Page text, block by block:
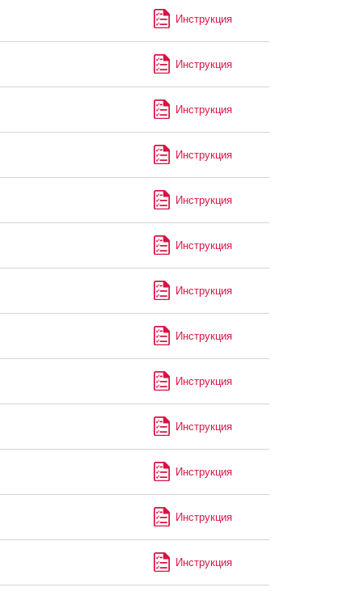
Инструкция
Инструкция
Инструкция
Инструкция
Инструкция
Инструкция
Инструкция
Инструкция
Инструкция
Инструкция
Инструкция
Инструкция
Инструкция